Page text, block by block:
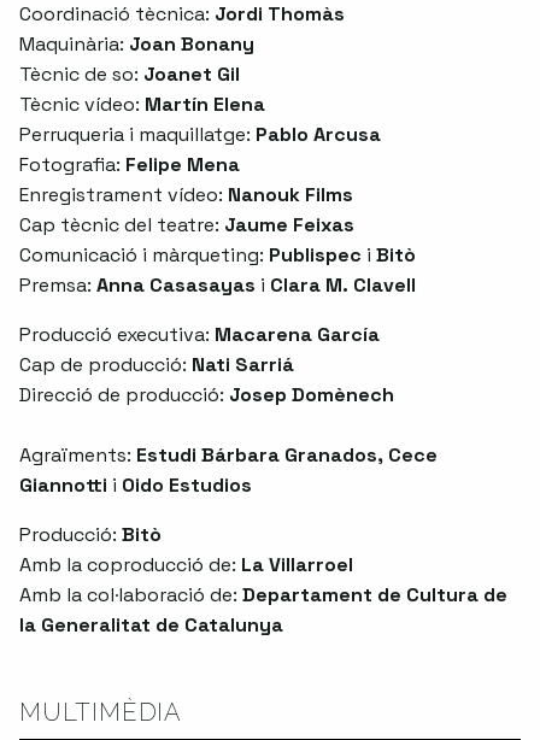
Coordinació tècnica: Jordi Thomàs
Maquinària: Joan Bonany
Tècnic de so: Joanet Gil
Tècnic vídeo: Martín Elena
Perruqueria i maquillatge: Pablo Arcusa
Fotografia: Felipe Mena
Enregistrament vídeo: Nanouk Films
Cap tècnic del teatre: Jaume Feixas
Comunicació i màrqueting: Publispec i Bitò
Premsa: Anna Casasayas i Clara M. Clavell
Producció executiva: Macarena García
Cap de producció: Nati Sarriá
Direcció de producció: Josep Domènech
Agraïments: Estudi Bárbara Granados, Cece
Giannotti i Oido Estudios
Producció: Bitò
Amb la coproducció de: La Villarroel
Amb la col·laboració de: Departament de Cultura de
la Generalitat de Catalunya
MULTIMÈDIA